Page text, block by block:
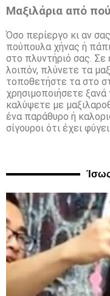
Μαξιλάρια από
Όσο περίεργο κι αν
πούπουλα χήνας ή
στο πλυντήριό σας.
λοιπόν, πλύνετε τα
τοποθετήστε τα στο
χρησιμοποιήσετε
καλύψετε με
ένα παράθυρο ή
σίγουροι ότι έχει